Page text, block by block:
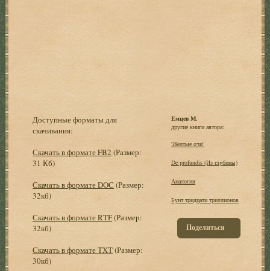
Доступные форматы для
скачивания:
Скачать в формате FB2 (Размер:
31 Кб)
Скачать в формате DOC (Размер:
32кб)
Скачать в формате RTF(Размер:
32кб)
Скачать в формате TXT(Размер:
30кб)
Емцев М.
другие книги автора:
'Желтые очи'
De profundis (Из глубины)
Аналогия
Бунт тридцати триллионов
Поделиться